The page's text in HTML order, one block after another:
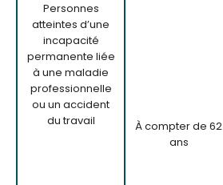
Personnes
atteintes d’une
incapacité
permanente liée
à une maladie
professionnelle
ou un accident
du travail
À compter de 62
ans